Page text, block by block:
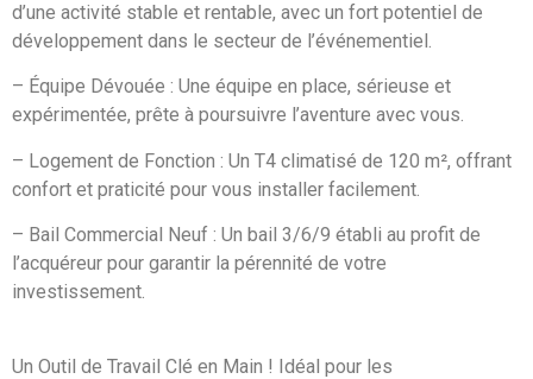
d’une activité stable et rentable, avec un fort potentiel de
développement dans le secteur de l’événementiel.
– Équipe Dévouée : Une équipe en place, sérieuse et
expérimentée, prête à poursuivre l’aventure avec vous.
– Logement de Fonction : Un T4 climatisé de 120 m², offrant
confort et praticité pour vous installer facilement.
– Bail Commercial Neuf : Un bail 3/6/9 établi au profit de
l’acquéreur pour garantir la pérennité de votre
investissement.
Un Outil de Travail Clé en Main ! Idéal pour les